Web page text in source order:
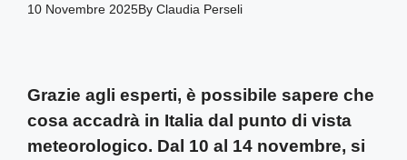
10 Novembre 2025By Claudia Perseli
Grazie agli esperti, è possibile sapere che
cosa accadrà in Italia dal punto di vista
meteorologico. Dal 10 al 14 novembre, si